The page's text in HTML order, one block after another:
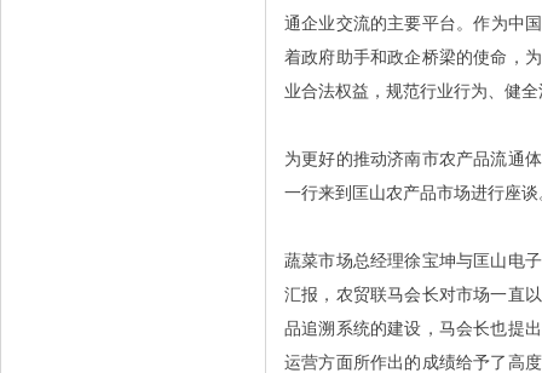
通企业交流的主要平台。作为中
着政府助手和政企桥梁的使命，
业合法权益，规范行业行为、健
为更好的推动济南市农产品流通
一行来到匡山农产品市场进行座谈
蔬菜市场总经理徐宝坤与匡山电
汇报，农贸联马会长对市场一直
品追溯系统的建设，马会长也提
运营方面所作出的成绩给予了高